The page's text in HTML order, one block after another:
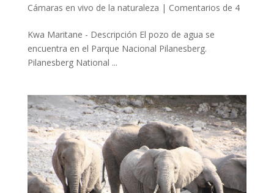
Cámaras en vivo de la naturaleza | Comentarios de 4
Kwa Maritane - Descripción El pozo de agua se
encuentra en el Parque Nacional Pilanesberg.
Pilanesberg National ...